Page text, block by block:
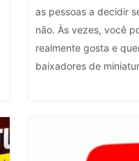
as pessoas a decidir
não. Às vezes, você
realmente gosta e
baixadores de